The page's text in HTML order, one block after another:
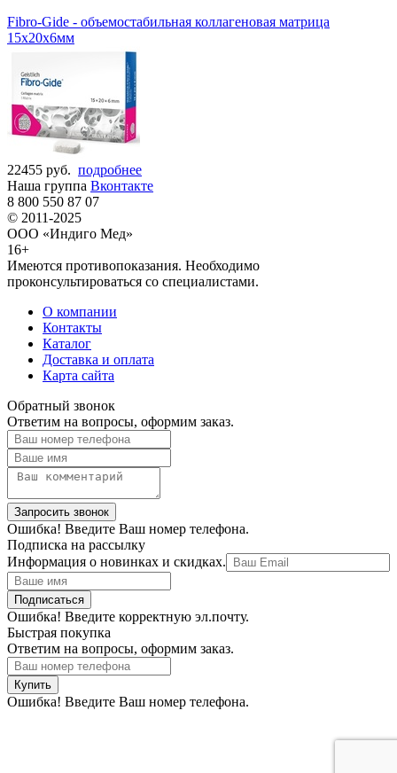
Fibro-Gide - объемостабильная коллагеновая матрица
15x20x6мм
22455 руб. подробнее
Наша группа Вконтакте
8 800 550 87 07
© 2011-2025
ООО «Индиго Мед»
16+
Имеются противопоказания. Необходимо
проконсультироваться со специалистами.
О компании
Контакты
Каталог
Доставка и оплата
Карта сайта
Обратный звонок
Ответим на вопросы, оформим заказ.
Ошибка! Введите Ваш номер телефона.
Подписка на рассылку
Информация о новинках и скидках.
Ошибка! Введите корректную эл.почту.
Быстрая покупка
Ответим на вопросы, оформим заказ.
Ошибка! Введите Ваш номер телефона.